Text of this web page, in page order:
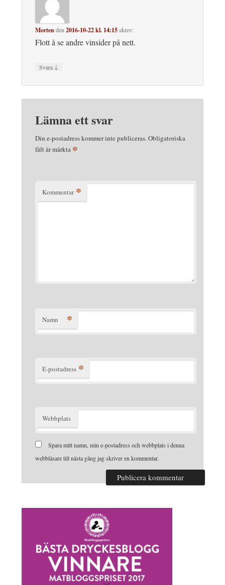
Mortenden2016-10-22 kl. 14:15skrev:
Flott å se andre vinsider på nett.
Svara ↓
Lämna ett svar
Din e-postadress kommer inte publiceras.Obligatoriska
fält är märkta *
Kommentar *
Namn *
E-postadress *
Webbplats
Spara mitt namn, min e-postadress och webbplats i denna
webbläsare till nästa gång jag skriver en kommentar.